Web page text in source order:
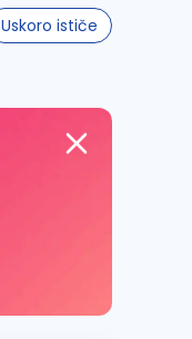
Uskoro ističe